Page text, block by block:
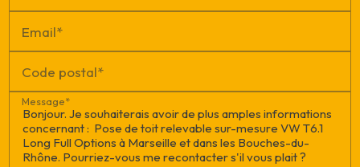
Email*
Code postal*
Message*